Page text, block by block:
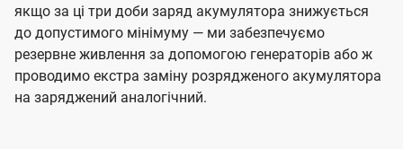
якщо за ці три доби заряд акумулятора знижується
до допустимого мінімуму — ми забезпечуємо
резервне живлення за допомогою генераторів або ж
проводимо екстра заміну розрядженого акумулятора
на заряджений аналогічний.